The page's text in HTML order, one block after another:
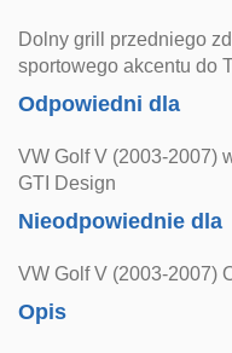
Dolny grill przedniego
sportowego akcentu do
Odpowiedni dla
VW Golf V (2003-2007)
GTI Design
Nieodpowiednie dla
VW Golf V (2003-2007)
Opis